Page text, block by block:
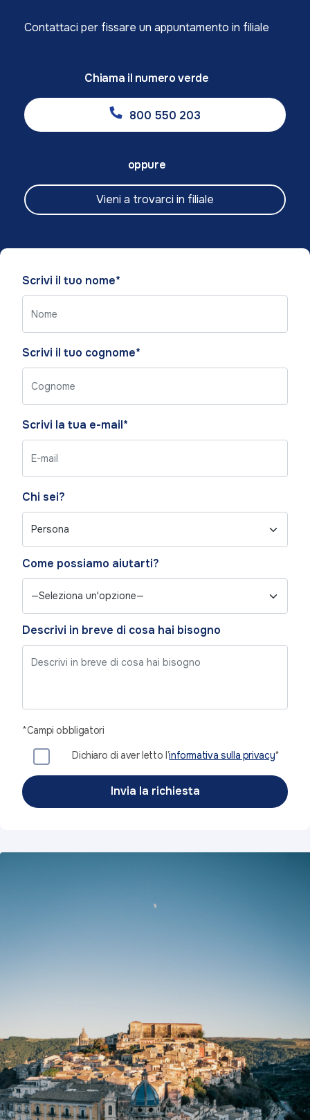
Contattaci per fissare un appuntamento in filiale
Chiama il numero verde
800 550 203
oppure
Vieni a trovarci in filiale
Please
leave
this
field
empty.
Scrivi il tuo nome*
Scrivi il tuo cognome*
Scrivi la tua e-mail*
Chi sei?
Come possiamo aiutarti?
Descrivi in breve di cosa hai bisogno
*Campi obbligatori
Dichiaro di aver letto l’informativa sulla privacy*